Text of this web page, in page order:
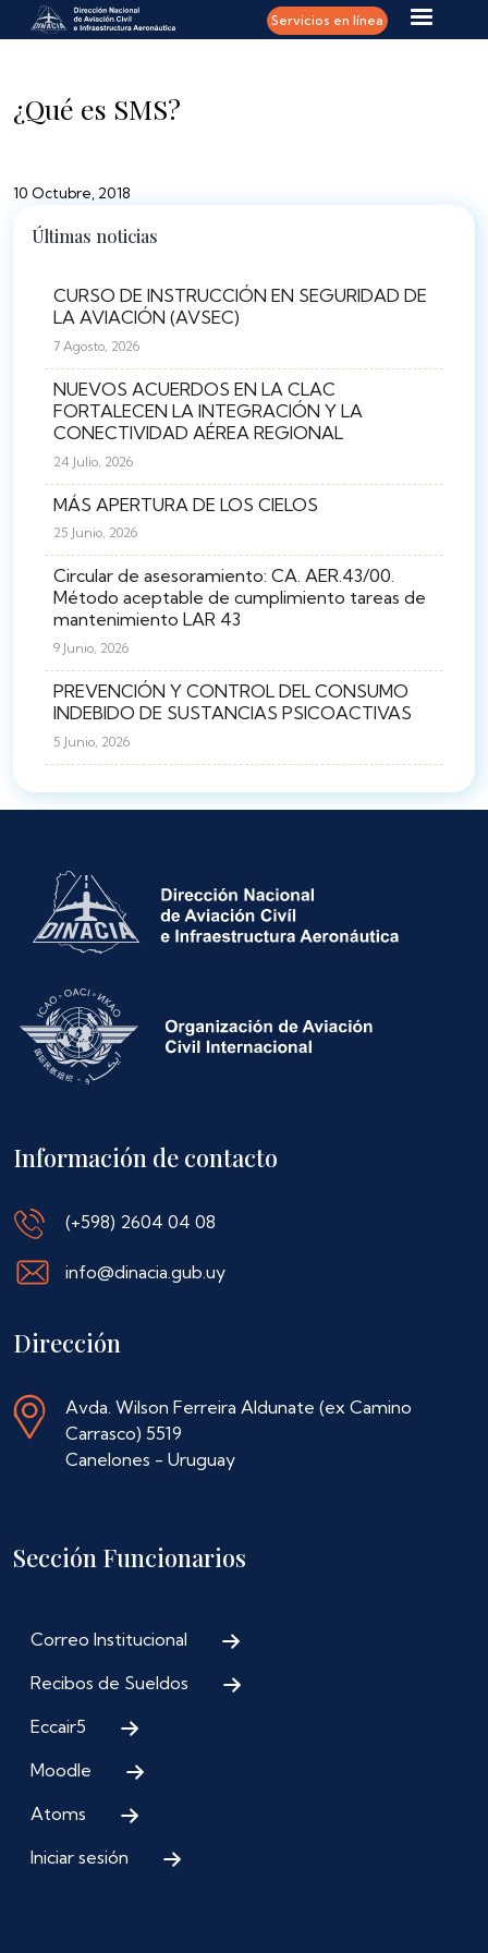
Pasar al contenido principal Servicios en línea
¿Qué es SMS?
10 Octubre, 2018
Últimas noticias
CURSO DE INSTRUCCIÓN EN SEGURIDAD DE
LA AVIACIÓN (AVSEC)
7 Agosto, 2026
NUEVOS ACUERDOS EN LA CLAC
FORTALECEN LA INTEGRACIÓN Y LA
CONECTIVIDAD AÉREA REGIONAL
24 Julio, 2026
MÁS APERTURA DE LOS CIELOS
25 Junio, 2026
Circular de asesoramiento: CA. AER.43/00.
Método aceptable de cumplimiento tareas de
mantenimiento LAR 43
9 Junio, 2026
PREVENCIÓN Y CONTROL DEL CONSUMO
INDEBIDO DE SUSTANCIAS PSICOACTIVAS
5 Junio, 2026
Información de contacto
(+598) 2604 04 08
info@dinacia.gub.uy
Dirección
Avda. Wilson Ferreira Aldunate (ex Camino
Carrasco) 5519
Canelones - Uruguay
Sección Funcionarios
Correo Institucional
Recibos de Sueldos
Eccair5
Moodle
Atoms
Iniciar sesión